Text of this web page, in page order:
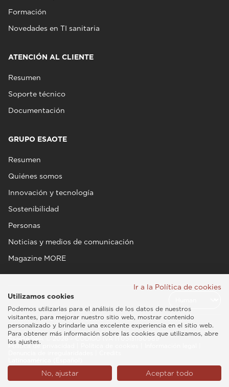
Formación
Novedades en TI sanitaria
ATENCIÓN AL CLIENTE
Resumen
Soporte técnico
Documentación
GRUPO ESAOTE
Resumen
Quiénes somos
Innovación y tecnología
Sostenibilidad
Personas
Noticias y medios de comunicación
Magazine MORE
Esaote SPA © 2026 - CÓDIGO IVA IT05131180969
Política de privacidad
Ir a la Política de cookies
Utilizamos cookies
Podemos utilizarlas para el análisis de los datos de nuestros
visitantes, para mejorar nuestro sitio web, mostrar contenido
personalizado y brindarle una excelente experiencia en el sitio web.
Para obtener más información sobre las cookies que utilizamos, abre
los ajustes.
No, ajustar Aceptar todo